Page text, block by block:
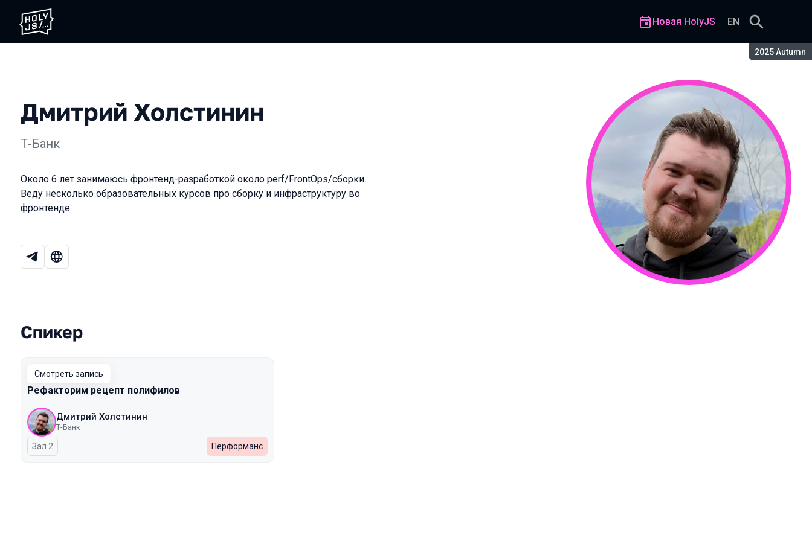
Сезон:
2025 Autumn
Новая HolyJS EN
Дмитрий Холстинин
Т-Банк
Около 6 лет занимаюсь фронтенд-разработкой около perf/FrontOps/сборки.
Веду несколько образовательных курсов про сборку и инфраструктуру во
фронтенде.
Выступления в сезоне 2025 Autumn
Спикер
Смотреть запись
Рефакторим рецепт полифилов
Дмитрий Холстинин
Т-Банк
Зал 2 Перформанс